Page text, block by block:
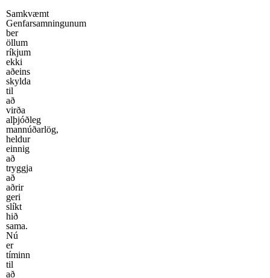
Samkvæmt
Genfarsamningunum
ber
öllum
ríkjum
ekki
aðeins
skylda
til
að
virða
alþjóðleg
mannúðarlög,
heldur
einnig
að
tryggja
að
aðrir
geri
slíkt
hið
sama.
Nú
er
tíminn
til
að